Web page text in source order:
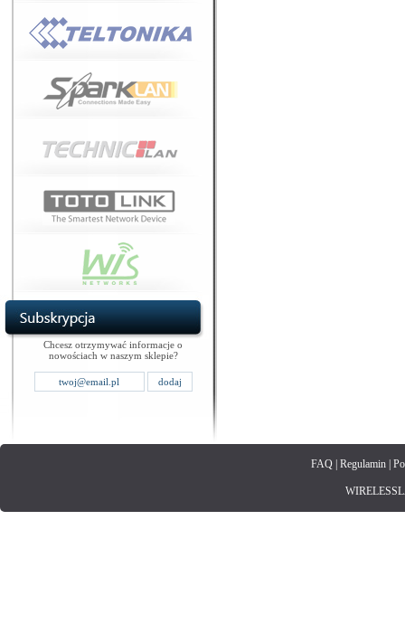
Chcesz otrzymywać informacje o
nowościach w naszym sklepie?
FAQ| Regulamin|